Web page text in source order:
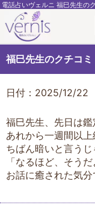
電話占いヴェルニ 福巳先生の
福巳先生のクチコミ
日付：2025/12/22
福巳先生、先日は鑑
あれから一週間以
ちばん暗いと言うじ
「なるほど、そう
お話に癒された気分